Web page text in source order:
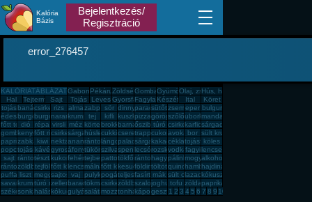
Kalória
Bázis
Bejelentkezés/
Regisztráció
error_276457
KALÓRIATÁBLÁZATGabona, mag, örlemény
Pékáru, édesség, sütemény, rágcsa, tészta
Zöldség, fűszer
GombaGyümölcsOlaj, zsíradékHús, húskészítmény
Hal
TejtermékSajt Tojás Leves Gyorsfagyasztott, dobozos, konzerv étel
Fagylalt, jégkrém
Készétel Ital
Köret
tojás banáncsirkemell
rizs alma zabpehely
sör dinnyeparadicsom
sütőtökzsemleeper bulgur
édesburgonya
burgonyaburgonyanarancskrumplitej kifli kuszkusz
pizzagörögdinnye
szőlőuborkamandarin
főtt tojás
dió répa virsli méz körte brokkolibarnarizsőszibarack
túró csirkecomb
karfiolsárgadinnye
gombakenyérfőtt rizscsirkemájsárgarépa
húslevescukkinicseresznyetrappista sajt
cukoravokádó
bor sült krumpli
paprikazabkása
kiwi nektarinananászrántott hús
lángospalacsintasárgabarack
kakaós csiga
céklatojásfehérje
köles
popcorntojásrántotta
kávégyrosáfonyatükörtojás
szilvaspenótlecsórozskenyér
vodkafagyi lencse
sajt rántott csirkemell
tésztakukoricafehér kenyér
tejbegrízpattogatott kukorica
tökfőzelék
rántottahagymapálinkamogyoróalkohol
rántott sajt
zöldbabtejfölfőtt kukorica
lencsefőzelék
málnafőtt krumpli
kesudióföldimogyoró
töltött káposzta
quinoahamburger
hajdina
puffasztott rizs
liszt meggysajtos pogácsa
vaj pulykamell
pogácsateljes kiőrlésû kenyér
fasírt mák sült csirkecomb
lazackókuszzsír
savanyú káposzta
krumplipüré
túró rudizellerbaracktökmagcsirkemell sonka
zöldbabfőzelék
szalonnajoghurttofu zöldalmapaprikás krumpli
székelykáposzta
sonkahalászlékókuszreszelék
gulyásleves
salátamozzarella
tonhalkáposztagesztenye
1 2 3 4 5 6 7 8 9 10